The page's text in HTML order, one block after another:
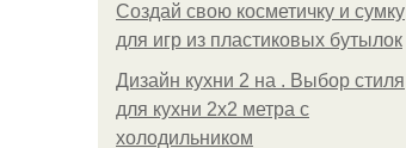
Создай свою косметичку и сумку
для игр из пластиковых бутылок
Дизайн кухни 2 на . Выбор стиля
для кухни 2х2 метра с
холодильником